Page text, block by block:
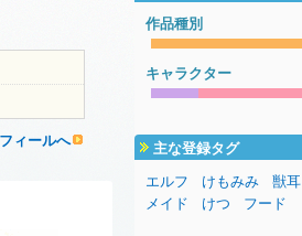
ィールへ
作品種別
キャラクター
主な登録タグ
エルフ
けもみみ 獣耳
メイド
けつ フード